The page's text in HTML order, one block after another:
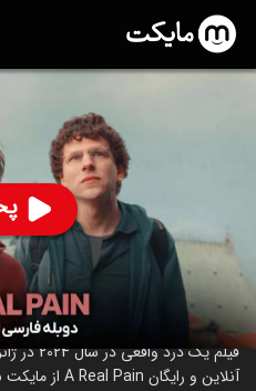
۷.۱
ساخت آمریکا سال 2024
رده سنی ۱۸+
کمدی
درام
درباره فیلم یک درد واقعی
فیلم یک
آنلاین و رایگان A Real Pain از مایکت با دوبله بدون نیاز به دانلود.